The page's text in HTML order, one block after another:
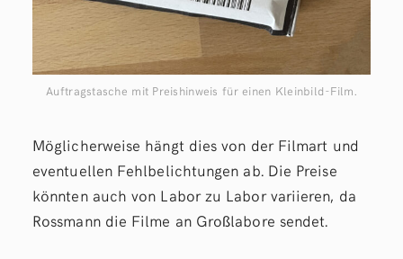
Auftragstasche mit Preishinweis für einen Kleinbild-Film.
Möglicherweise hängt dies von der Filmart und
eventuellen Fehlbelichtungen ab. Die Preise
könnten auch von Labor zu Labor variieren, da
Rossmann die Filme an Großlabore sendet.